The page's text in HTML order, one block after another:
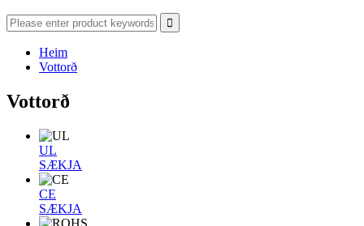
Heim
Vottorð
Vottorð
UL
SÆKJA
CE
SÆKJA